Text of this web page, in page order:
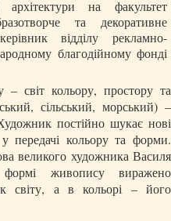
архітектури на факультет
та декоративне
відділу рекламно-
благодійному фонді
– світ кольору, простору та
сільський, морський) –
постійно шукає нові
передачі кольору та форми.
великого художника Василя
живопису виражено
світу, а в кольорі – його